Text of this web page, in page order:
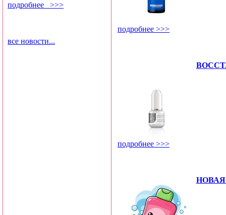
подробнее >>>
все новости...
подробнее >>>
подробнее >>>